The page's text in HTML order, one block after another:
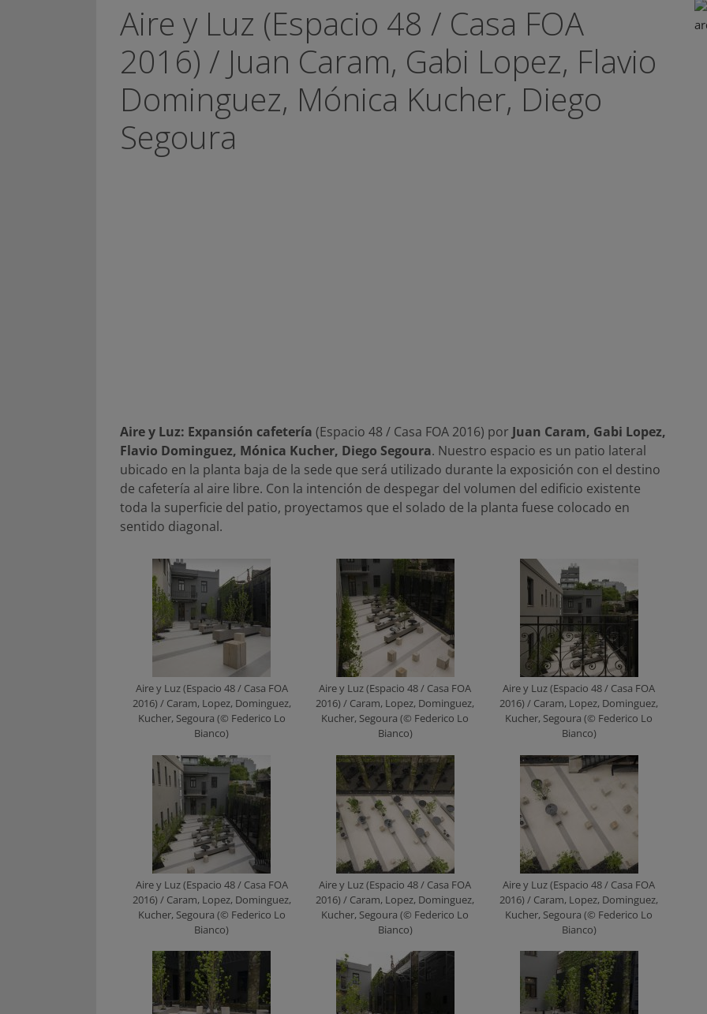
Aire y Luz (Espacio 48 / Casa FOA
2016) / Juan Caram, Gabi Lopez, Flavio
Dominguez, Mónica Kucher, Diego
Segoura
Aire y Luz: Expansión cafetería (Espacio 48 / Casa FOA 2016) por Juan Caram, Gabi Lopez,
Flavio Dominguez, Mónica Kucher, Diego Segoura. Nuestro espacio es un patio lateral
ubicado en la planta baja de la sede que será utilizado durante la exposición con el destino
de cafetería al aire libre. Con la intención de despegar del volumen del edificio existente
toda la superficie del patio, proyectamos que el solado de la planta fuese colocado en
sentido diagonal.
Aire y Luz (Espacio 48 / Casa FOA
2016) / Caram, Lopez, Dominguez,
Kucher, Segoura (© Federico Lo
Bianco)
Aire y Luz (Espacio 48 / Casa FOA
2016) / Caram, Lopez, Dominguez,
Kucher, Segoura (© Federico Lo
Bianco)
Aire y Luz (Espacio 48 / Casa FOA
2016) / Caram, Lopez, Dominguez,
Kucher, Segoura (© Federico Lo
Bianco)
Aire y Luz (Espacio 48 / Casa FOA
2016) / Caram, Lopez, Dominguez,
Kucher, Segoura (© Federico Lo
Bianco)
Aire y Luz (Espacio 48 / Casa FOA
2016) / Caram, Lopez, Dominguez,
Kucher, Segoura (© Federico Lo
Bianco)
Aire y Luz (Espacio 48 / Casa FOA
2016) / Caram, Lopez, Dominguez,
Kucher, Segoura (© Federico Lo
Bianco)